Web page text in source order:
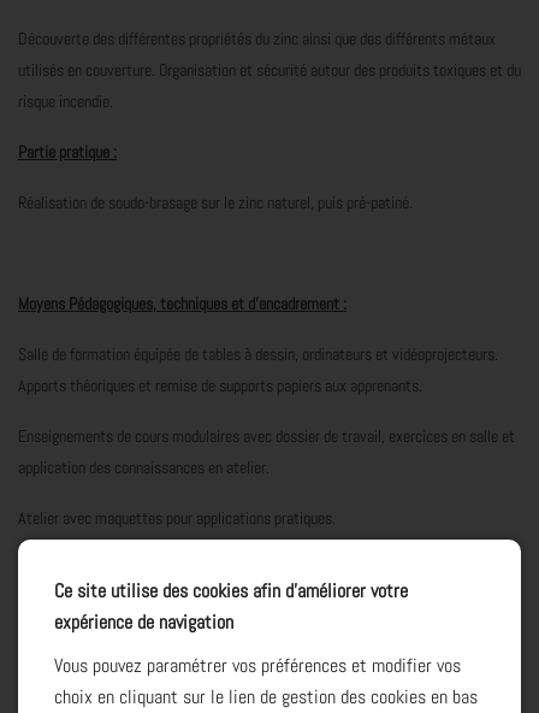
Découverte des différentes propriétés du zinc ainsi que des différents métaux
utilisés en couverture. Organisation et sécurité autour des produits toxiques et du
risque incendie.
Partie pratique :
Réalisation de soudo-brasage sur le zinc naturel, puis pré-patiné.
Moyens Pédagogiques, techniques et d’encadrement :
Salle de formation équipée de tables à dessin, ordinateurs et vidéoprojecteurs.
Apports théoriques et remise de supports papiers aux apprenants.
Enseignements de cours modulaires avec dossier de travail, exercices en salle et
application des connaissances en atelier.
Atelier avec maquettes pour applications pratiques.
types de zinc et autres métaux utilisables par le zingueur. Caisses d’outillage
individuelles.
Techniques de recherche d’emploi.
Ce site utilise des cookies afin d’améliorer votre
expérience de navigation
Vous pouvez paramétrer vos préférences et modifier vos
choix en cliquant sur le lien de gestion des cookies en bas